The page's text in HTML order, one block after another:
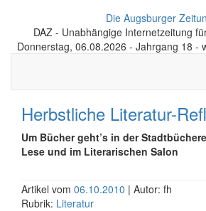
Die Augsburger
DAZ - Unabhängige Internetzeitung
Donnerstag, 06.08.2026 - Jahrgang 18 -
Herbstliche Literatur-
Um Bücher geht’s in der
Lese und im Literarischen Salon
Artikel vom 06.10.2010 | Autor: fh
Rubrik: Literatur